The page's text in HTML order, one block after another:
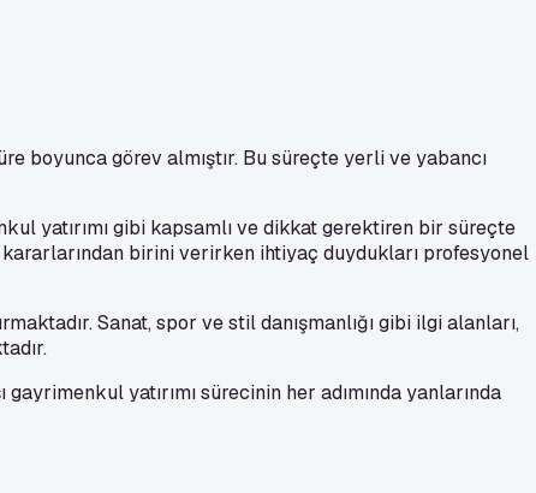
boyunca görev almıştır. Bu süreçte yerli ve yabancı
yatırımı gibi kapsamlı ve dikkat gerektiren bir süreçte
kararlarından birini verirken ihtiyaç duydukları profesyonel
Sanat, spor ve stil danışmanlığı gibi ilgi alanları,
yatırımı sürecinin her adımında yanlarında